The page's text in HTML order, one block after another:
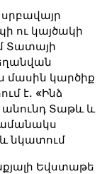
սրբավայր
ու կայծակի
Տատայի
մասին կարծիք
է. «Ինձ
անունդ Տաթև և
նկատում
Եվստաթե